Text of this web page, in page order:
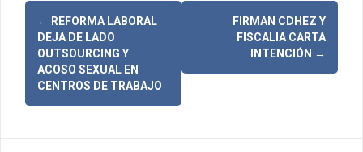
N
e
← REFORMA LABORAL
DEJA DE LADO
OUTSOURCING Y
ACOSO SEXUAL EN
CENTROS DE TRABAJO
FIRMAN CDHEZ Y
FISCALIA CARTA
INTENCIÓN →